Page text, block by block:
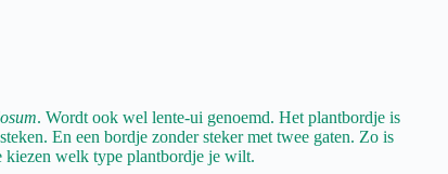
. Wordt ook wel lente-ui genoemd. Het plantbordje is
En een bordje zonder steker met twee gaten. Zo is
kiezen welk type plantbordje je wilt.